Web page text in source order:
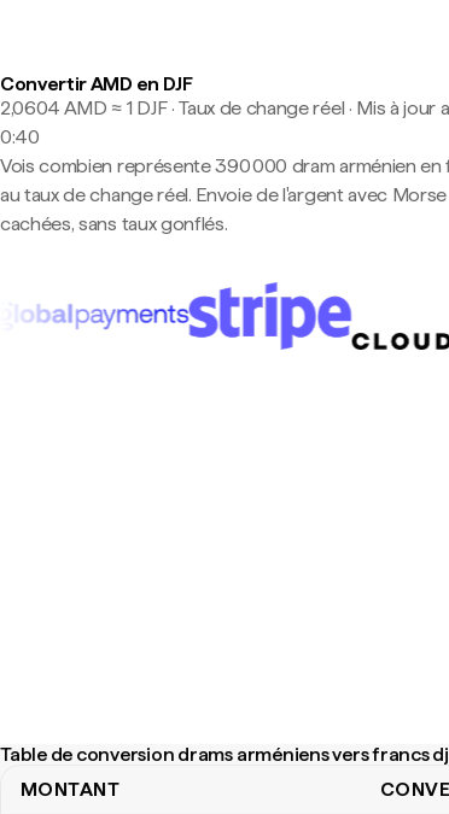
Convertir AMD en DJF
2,0604 AMD ≈ 1 DJF · Taux de change réel · Mis à jour
0:40
Vois combien représente 390 000 dram arménien
au taux de change réel. Envoie de l'argent avec
cachées, sans taux gonflés.
Table de conversion drams arméniens vers francs
MONTANT